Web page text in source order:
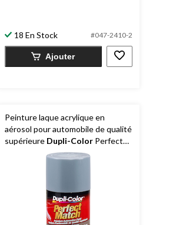
évaluations
18 En Stock #047-2410-2
Ajouter
Peinture laque acrylique en
aérosol pour automobile de qualité
supérieure Dupli-ColorPerfect
Match, mastic-apprêt gris, 227 g